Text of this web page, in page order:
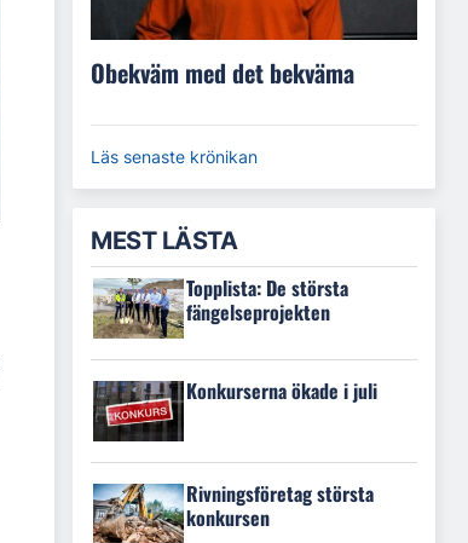
Obekväm med det bekväma
Läs senaste krönikan
MEST LÄSTA
Topplista: De största
fängelseprojekten
Konkurserna ökade i juli
Rivningsföretag största
konkursen